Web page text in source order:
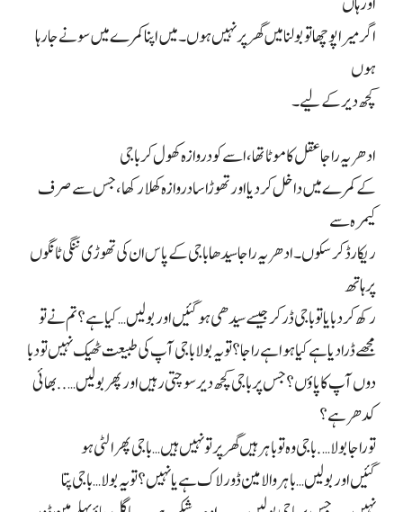
اگر میرا پوچھا تو بولنا میں گھر پر نہیں ہوں۔ میں اپنا کمرے میں سونے جا رہا
ہوں
کچھ دیر کے لیے۔
ادھر یہ راجا عقل کا موٹا تھا، اسے کو دروازہ کھول کر باجی
کے کمرے میں داخل کر دیا اور تھوڑا سا دروازہ کھلا رکھا، جس سے صرف
کیمرہ سے
ریکارڈ کر سکوں۔ ادھر یہ راجا سیدھا باجی کے پاس ان کی تھوڑی ننگی ٹانگوں
پر ہاتھ
رکھ کر دبایا تو باجی ڈر کر جیسے سیدھی ہو گئیں اور بولیں… کیا ہے؟ تم نے تو
مجھے ڈرا دیا ہے کیا ہوا ہے راجا؟ تو یہ بولا باجی آپ کی طبیعت ٹھیک نہیں تو دبا
دوں آپ کا پاؤں؟ جس پر باجی کچھ دیر سوچتی رہیں اور پھر بولیں….. بھائی
کدھر ہے؟
تو راجا بولا…. باجی وہ تو باہر ہیں گھر پر تو نہیں ہیں… باجی پھر الٹی ہو
گئیں اور بولیں… باہر والا مین ڈور لاک ہے یا نہیں؟ تو یہ بولا… باجی پتا